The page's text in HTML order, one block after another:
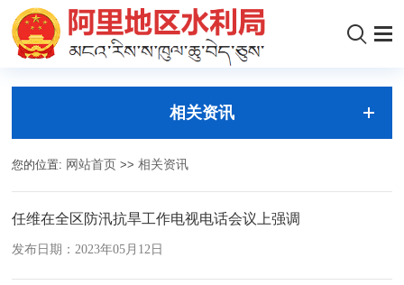
相关资讯
您的位置: 网站首页 >>相关资讯
任维在全区防汛抗旱工作电视电话会议上强调
发布日期：2023年05月12日